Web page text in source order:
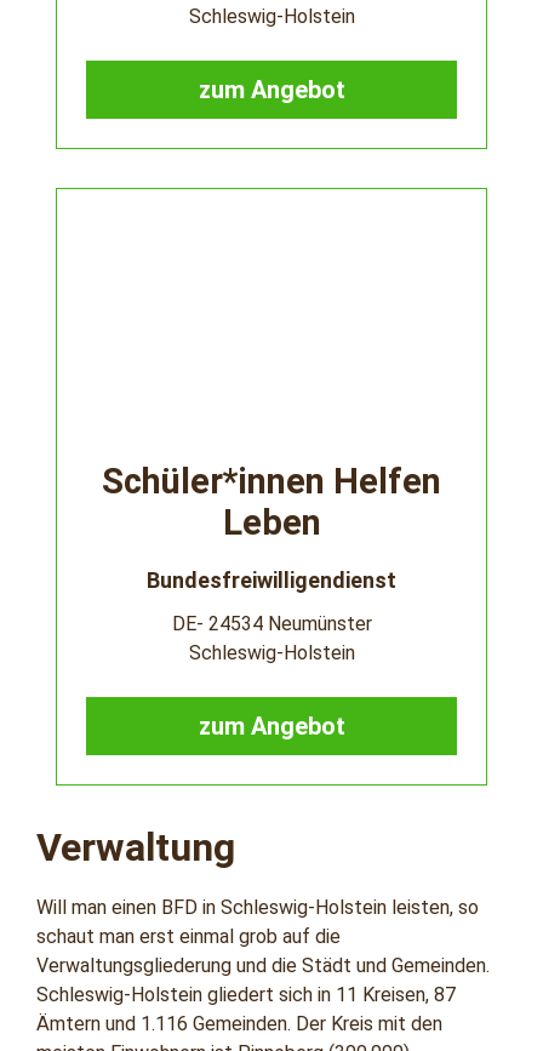
Schleswig-Holstein
zum Angebot
Schüler*innen Helfen
Leben
Bundesfreiwilligendienst
DE- 24534 Neumünster
Schleswig-Holstein
zum Angebot
Verwaltung
Will man einen BFD in Schleswig-Holstein leisten, so
schaut man erst einmal grob auf die
Verwaltungsgliederung und die Städt und Gemeinden.
Schleswig-Holstein gliedert sich in 11 Kreisen, 87
Ämtern und 1.116 Gemeinden. Der Kreis mit den